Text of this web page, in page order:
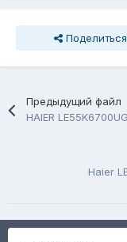
Поделиться
Предыдущий файл